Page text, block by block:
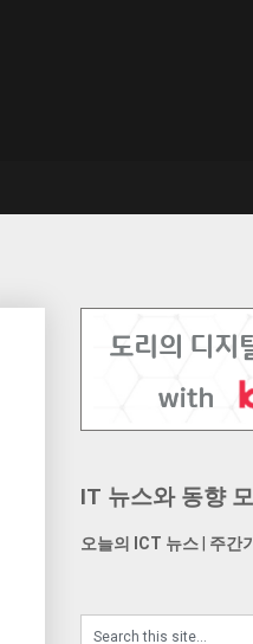
IT 뉴스와 동향
오늘의 ICT 뉴스 주간